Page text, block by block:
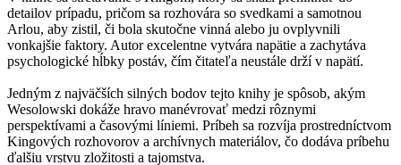
detailov prípadu, pričom sa rozhovára so svedkami a samotnou
Arlou, aby zistil, či bola skutočne vinná alebo ju ovplyvnili
vonkajšie faktory. Autor excelentne vytvára napätie a zachytáva
psychologické hĺbky postáv, čím čitateľa neustále drží v napätí.
Jedným z najväčších silných bodov tejto knihy je spôsob, akým
Wesolowski dokáže hravo manévrovať medzi rôznymi
perspektívami a časovými líniemi. Príbeh sa rozvíja prostredníctvom
Kingových rozhovorov a archívnych materiálov, čo dodáva príbehu
ďalšiu vrstvu zložitosti a tajomstva.